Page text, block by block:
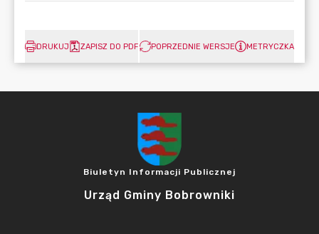
DRUKUJ ZAPISZ DO PDF POPRZEDNIE WERSJE METRYCZKA
Biuletyn Informacji Publicznej
Urząd Gminy Bobrowniki